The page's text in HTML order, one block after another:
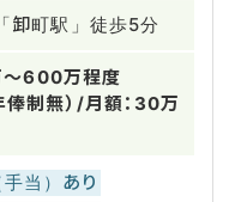
卸町駅」徒歩5分
600万程度
制無）/月額：30万
当）あり